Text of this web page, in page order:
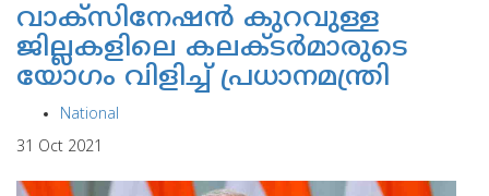
വാക്‌സിനേഷന്‍ കുറവുള്ള
ജില്ലകളിലെ കലക്ടര്‍മാരുടെ
യോഗം വിളിച്ച് പ്രധാനമന്ത്രി
National
31 Oct 2021